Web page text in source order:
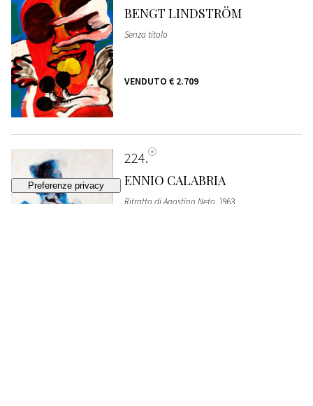
BENGT LINDSTRÖM
Senza titolo
VENDUTO € 2.709
224
ENNIO CALABRIA
Ritratto di Agostino Neto , 1963